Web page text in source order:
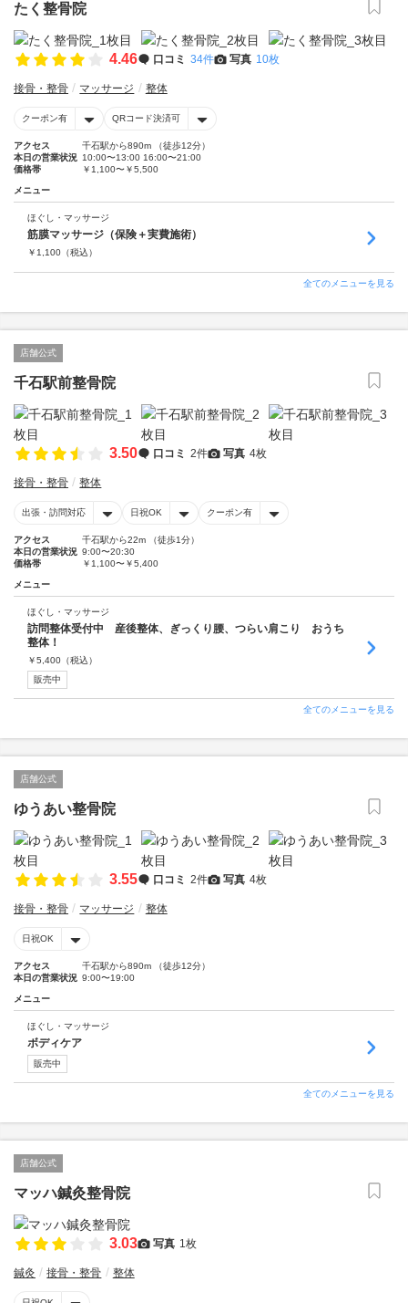
たく整骨院
4.46 口コミ 34件 写真 10枚
接骨・整骨 マッサージ 整体
クーポン有 QRコード決済可
アクセス
千石駅から890m （徒歩12分）
本日の営業状況 10:00〜13:00 16:00〜21:00
価格帯
￥1,100〜￥5,500
メニュー
ほぐし・マッサージ
筋膜マッサージ（保険＋実費施術）
￥ 1,100 （税込）
全てのメニューを見る
店舗公式
千石駅前整骨院
3.50 口コミ 2件 写真 4枚
接骨・整骨 整体
出張・訪問対応 日祝OK クーポン有
アクセス
千石駅から22m （徒歩1分）
本日の営業状況 9:00〜20:30
価格帯
￥1,100〜￥5,400
メニュー
ほぐし・マッサージ
訪問整体受付中 産後整体、ぎっくり腰、つらい肩こり おうち
整体！
￥5,400 （税込）
販売中
全てのメニューを見る
店舗公式
ゆうあい整骨院
3.55 口コミ 2件 写真 4枚
接骨・整骨 マッサージ 整体
日祝OK
アクセス
千石駅から890m （徒歩12分）
本日の営業状況 9:00〜19:00
メニュー
ほぐし・マッサージ
ボディケア
販売中
全てのメニューを見る
店舗公式
マッハ鍼灸整骨院
3.03 写真 1枚
鍼灸 接骨・整骨 整体